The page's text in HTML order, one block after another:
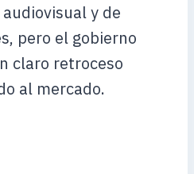
y de
pero el gobierno
claro retroceso
al mercado.